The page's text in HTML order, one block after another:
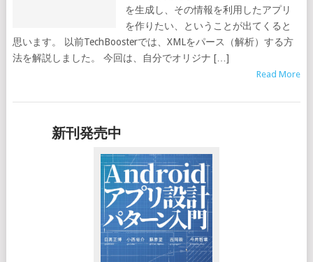
を生成し、その情報を利用したアプリ
を作りたい、ということが出てくると
思います。 以前TechBoosterでは、XMLをパース（解析）する方
法を解説しました。 今回は、自分でオリジナ […]
Read More
新刊発売中